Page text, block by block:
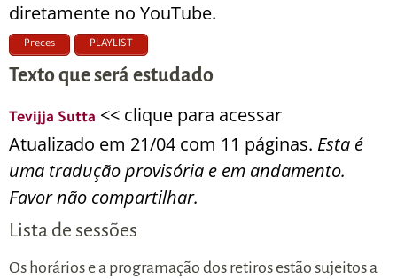
diretamente no YouTube.
Preces PLAYLIST
Texto que será estudado
Tevijja Sutta << clique para acessar
Atualizado em 21/04 com 11 páginas. Esta é
uma tradução provisória e em andamento.
Favor não compartilhar.
Lista de sessões
Os horários e a programação dos retiros estão sujeitos a